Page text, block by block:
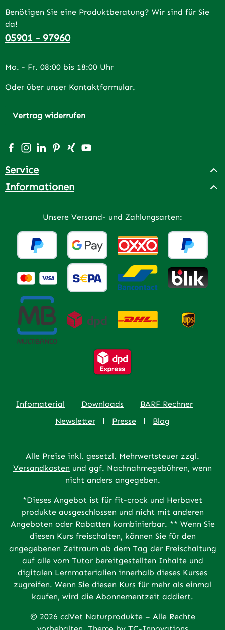
Benötigen Sie eine Produktberatung? Wir sind für Sie
da!
05901 - 97960
Mo. - Fr. 08:00 bis 18:00 Uhr
Oder über unser Kontaktformular.
Vertrag widerrufen
Besuche uns auf Facebook – öffnet in neuem Tab
Schau auf Instagram vorbei – öffnet in neuem Tab
Vernetze dich mit uns auf LinkedIn – öffnet in
Lass dich auf Pinterest inspirieren – öffnet
Vernetze dich mit uns auf Xing – öffnet
Sieh dir unsere Videos auf YouTube
Service
Informationen
Unsere Versand- und Zahlungsarten:
Infomaterial Downloads
BARF Rechner
Newsletter
Presse Blog
Alle Preise inkl. gesetzl. Mehrwertsteuer zzgl.
Versandkosten und ggf. Nachnahmegebühren, wenn
nicht anders angegeben.
*Dieses Angebot ist für fit-crock und Herbavet
produkte ausgeschlossen und nicht mit anderen
Angeboten oder Rabatten kombinierbar. ** Wenn Sie
diesen Kurs freischalten, können Sie für den
angegebenen Zeitraum ab dem Tag der Freischaltung
auf alle vom Tutor bereitgestellten Inhalte und
digitalen Lernmaterialien innerhalb dieses Kurses
zugreifen. Wenn Sie diesen Kurs für mehr als einmal
kaufen, wird die Abonnementzeit addiert.
© 2026 cdVet Naturprodukte – Alle Rechte